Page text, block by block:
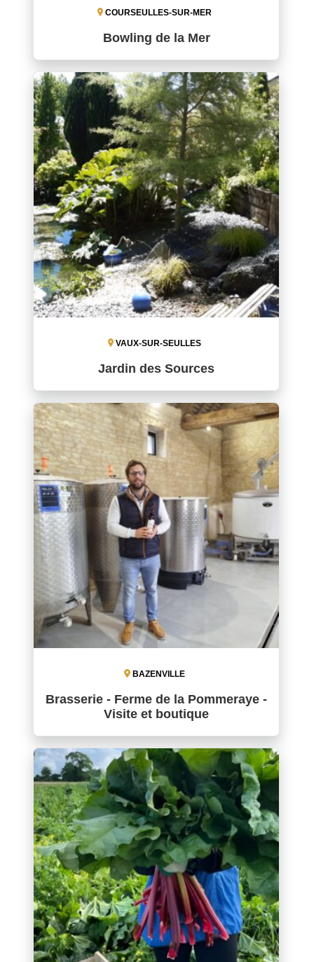
COURSEULLES-SUR-MER
Bowling de la Mer
VAUX-SUR-SEULLES
Jardin des Sources
BAZENVILLE
Brasserie - Ferme de la Pommeraye -
Visite et boutique